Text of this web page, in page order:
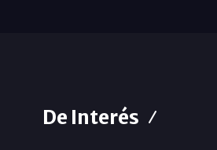
De Interés